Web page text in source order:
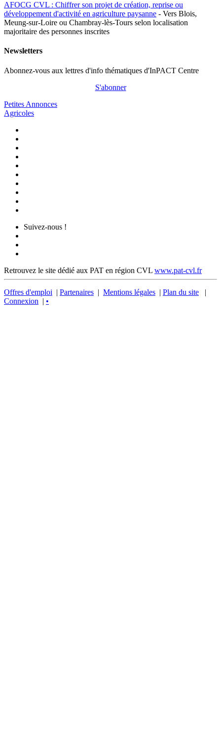
AFOCG CVL : Chiffrer son projet de création, reprise ou
développement d'activité en agriculture paysanne - Vers Blois,
Meung-sur-Loire ou Chambray-lès-Tours selon localisation
majoritaire des personnes inscrites
Newsletters
Abonnez-vous aux lettres d'info thématiques d'InPACT Centre
S'abonner
Petites Annonces
Agricoles
Suivez-nous !
Retrouvez le site dédié aux PAT en région CVL www.pat-cvl.fr
Offres d'emploi | Partenaires | Mentions légales | Plan du site |
Connexion | •